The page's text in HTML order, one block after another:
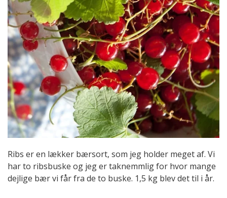
Ribs er en lækker bærsort, som jeg holder meget af. Vi
har to ribsbuske og jeg er taknemmlig for hvor mange
dejlige bær vi får fra de to buske. 1,5 kg blev det til i år.